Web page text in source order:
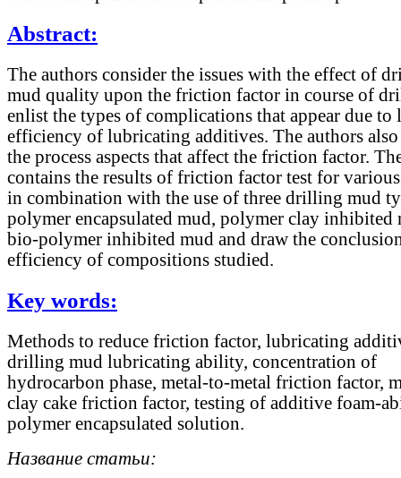
Abstract:
The authors consider the issues with the effect of
mud quality upon the friction factor in course of
enlist the types of complications that appear due to
efficiency of lubricating additives. The authors
the process aspects that affect the friction factor.
contains the results of friction factor test for various
in combination with the use of three drilling mud
polymer encapsulated mud, polymer clay inhibited
bio-polymer inhibited mud and draw the
efficiency of compositions studied.
Key words:
Methods to reduce friction factor, lubricating
drilling mud lubricating ability, concentration of
hydrocarbon phase, metal-to-metal friction factor,
clay cake friction factor, testing of additive foam-
polymer encapsulated solution.
Название статьи: